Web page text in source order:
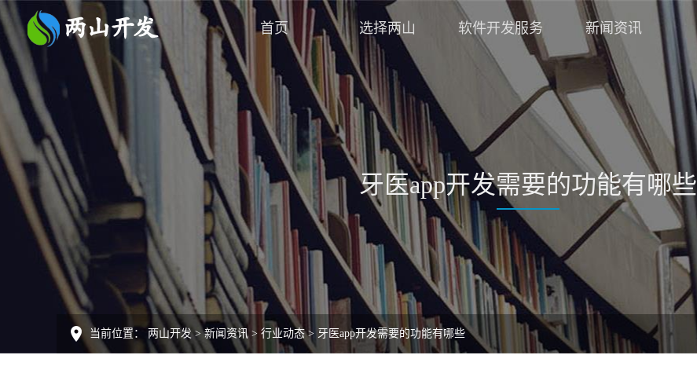
首页 选择两山 软件开发服务 新闻资讯
牙医app开发需要的功能有哪些
当前位置： 两山开发 >新闻资讯 > 行业动态> 牙医app开发需要的功能有哪些